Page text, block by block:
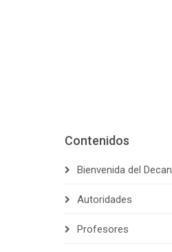
Contenidos
Bienvenida del
Autoridades
Profesores